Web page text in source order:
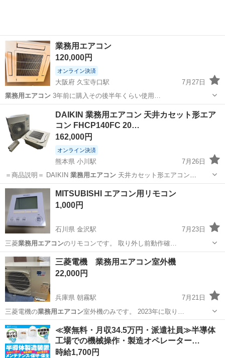
業務用エアコン
120,000円
オンライン決済
大阪府 久宝寺口駅
7月27日
業務用エアコン3年前に購入その後半年くらい使用…
久宝寺口駅 業務用エアコン
DAIKIN 業務用エアコン 天井カセット形エア
コン FHCP140FC 20…
162,000円
オンライン決済
熊本県 小川駅
7月26日
＝商品説明＝ DAIKIN 業務用エアコン天井カセット形エアコン
FHCP…
熊本 宇城市 季節、空調家電
MITSUBISHI エアコン用リモコン
1,000円
石川県 金沢駅
7月23日
三菱業務用エアコンのリモコンです。 取り外し前動作確…
石川 金沢市 金沢駅 季節、空調家電 リモコン
三菱電機 業務用エアコン室外機
22,000円
兵庫県 朝霧駅
7月21日
三菱電機の業務用エアコン室外機のみです。 2023年に取り…
兵庫 神戸市 朝霧駅 季節、空調家電 業務用エアコン
≪寮無料・月収34.5万円・派遣社員≫半導体
工場での機械操作・製造オペレーター…
時給1,700円